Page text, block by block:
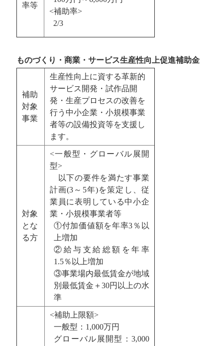
率等
<補助率>
2/3
ものづくり・商業・サービス生産性向上促進補助金
補助
対象
事業
生産性向上に資する革新的
サービス開発・試作品開
発・生産プロセスの改善を
行う中小企業・小規模事業
者等の設備投資等を支援し
ます。
対象
とな
る方
<一般型・グローバル展開
型>
以下の要件を満たす事業
計画(3～5年)を策定し、従
業員に表明している中小企
業・小規模事業者等
①付加価値額を年率3％以
上増加
②給与支給総額を年率
1.5％以上増加
③事業場内最低賃金が地域
別最低賃金＋30円以上の水
準
<補助上限額>
一般型：1,000万円
グローバル展開型：3,000